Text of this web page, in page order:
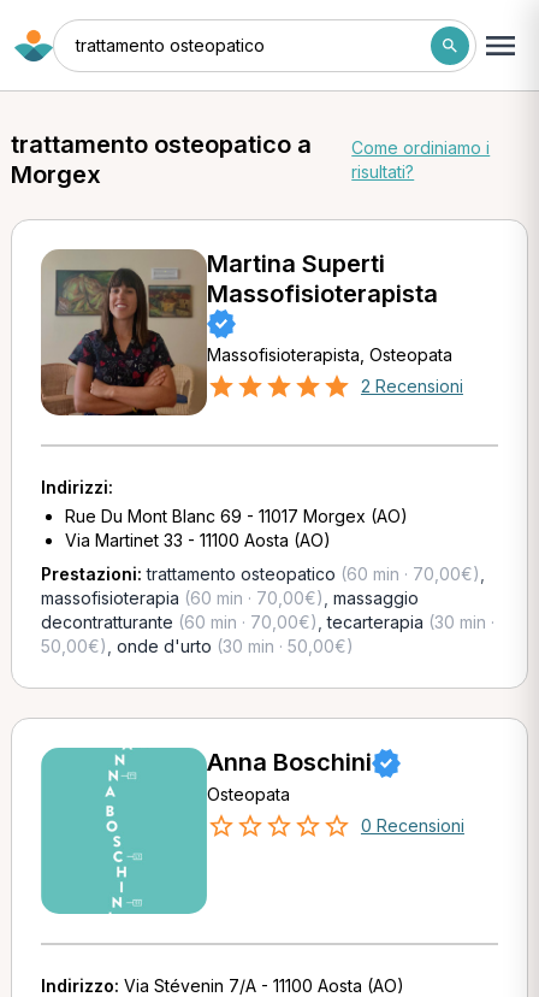
trattamento osteopatico
trattamento osteopatico a
Morgex
Come ordiniamo i
risultati?
Martina Superti
Massofisioterapista
Massofisioterapista, Osteopata
2 Recensioni
Indirizzi:
Rue Du Mont Blanc 69 - 11017 Morgex (AO)
Via Martinet 33 - 11100 Aosta (AO)
Prestazioni:trattamento osteopatico (60 min · 70,00€)
massofisioterapia (60 min · 70,00€) massaggio
decontratturante (60 min · 70,00€) ,tecarterapia (30 min ·
50,00€) onde d'urto (30 min · 50,00€)
Anna Boschini
Osteopata
0 Recensioni
Indirizzo: Via Stévenin 7/A - 11100 Aosta (AO)